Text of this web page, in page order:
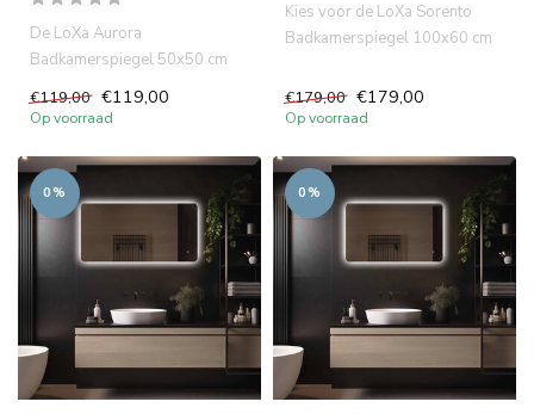
De LoXa Aurora
Badkamerspiegel 50x50 cm
bewijst dat een compact
formaat en een l...
€119,00 €119,00
Op voorraad
Kies voor de LoXa Sorento
Badkamerspiegel 100x60 cm
€179,00 €179,00
Op voorraad
0% 0%